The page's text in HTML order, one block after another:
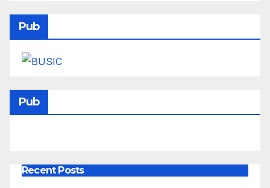
Pub
Pub
Recent Posts